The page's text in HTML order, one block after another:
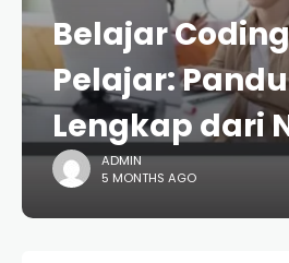
Belajar
Pelajar:
Lengkap dari
ADMIN
5 MONTHS AGO